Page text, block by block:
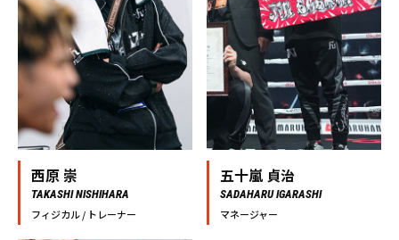
西原 崇
TAKASHI NISHIHARA
フィジカル / トレーナー
五十嵐 貞治
SADAHARU IGARASHI
マネージャー